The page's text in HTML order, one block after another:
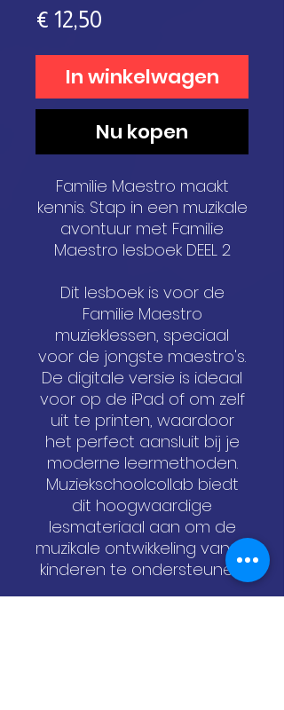
€ 12,50
In winkelwagen
Nu kopen
Familie Maestro maakt
kennis. Stap in een muzikale
avontuur met Familie
Maestro lesboek DEEL 2
Dit lesboek is voor de
Familie Maestro
muzieklessen, speciaal
voor de jongste maestro's.
De digitale versie is ideaal
voor op de iPad of om zelf
uit te printen, waardoor
het perfect aansluit bij je
moderne leermethoden.
Muziekschoolcollab biedt
dit hoogwaardige
lesmateriaal aan om de
muzikale ontwikkeling van je
kinderen te ondersteunen.